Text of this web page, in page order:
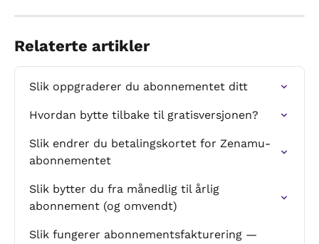
Relaterte artikler
Slik oppgraderer du abonnementet ditt
Hvordan bytte tilbake til gratisversjonen?
Slik endrer du betalingskortet for Zenamu-
abonnementet
Slik bytter du fra månedlig til årlig
abonnement (og omvendt)
Slik fungerer abonnementsfakturering —